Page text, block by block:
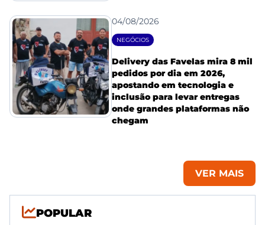
04/08/2026
NEGÓCIOS
Delivery das Favelas mira 8 mil
pedidos por dia em 2026,
apostando em tecnologia e
inclusão para levar entregas
onde grandes plataformas não
chegam
VER MAIS
POPULAR